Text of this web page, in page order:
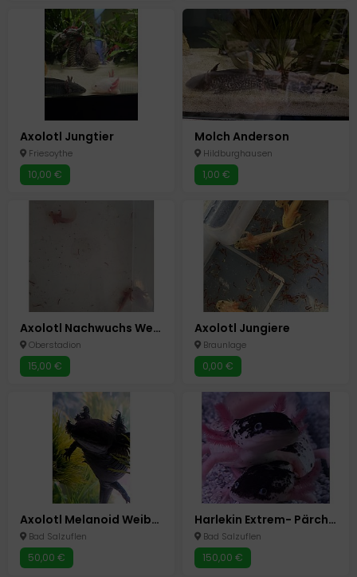
Axolotl Jungtier
Friesoythe
10,00 €
Molch Anderson
Hildburghausen
1,00 €
Axolotl Nachwuchs Weisslinge Gelb Harlekin
Oberstadion
15,00 €
Axolotl Jungiere
Braunlage
0,00 €
Axolotl Melanoid Weibchen Adult ca. 2 Jahre alt, ca 30 cm
Bad Salzuflen
50,00 €
Harlekin Extrem- Pärchen Adult ca 2 Jahre alt
Bad Salzuflen
150,00 €